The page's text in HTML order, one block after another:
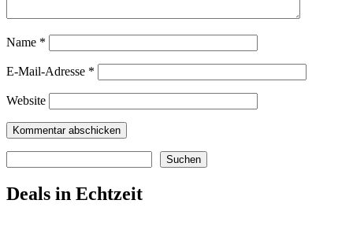
Name *
E-Mail-Adresse *
Website
Suchen
Deals in Echtzeit